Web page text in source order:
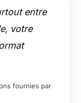
entre
votre
fournies par